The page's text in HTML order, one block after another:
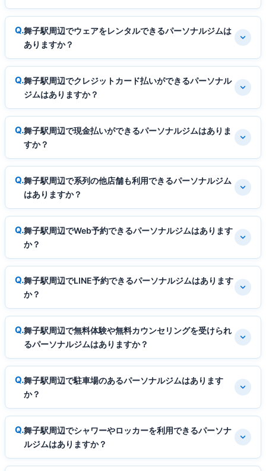
舞子駅周辺でウェアをレンタルできるパーソナルジムは
ありますか？
舞子駅周辺でクレジットカード払いができるパーソナル
ジムはありますか？
舞子駅周辺で現金払いができるパーソナルジムはありま
すか？
舞子駅周辺で系列の他店舗も利用できるパーソナルジム
はありますか？
舞子駅周辺でWeb予約できるパーソナルジムはあります
か？
舞子駅周辺でLINE予約できるパーソナルジムはあります
か？
舞子駅周辺で無料体験や無料カウンセリングを受けられ
るパーソナルジムはありますか？
舞子駅周辺で駐車場のあるパーソナルジムはあります
か？
舞子駅周辺でシャワーやロッカーを利用できるパーソナ
ルジムはありますか？